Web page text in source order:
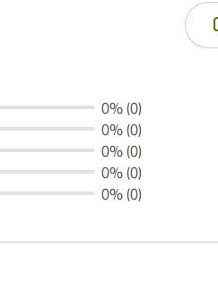
0% (0)
0% (0)
0% (0)
0% (0)
0% (0)